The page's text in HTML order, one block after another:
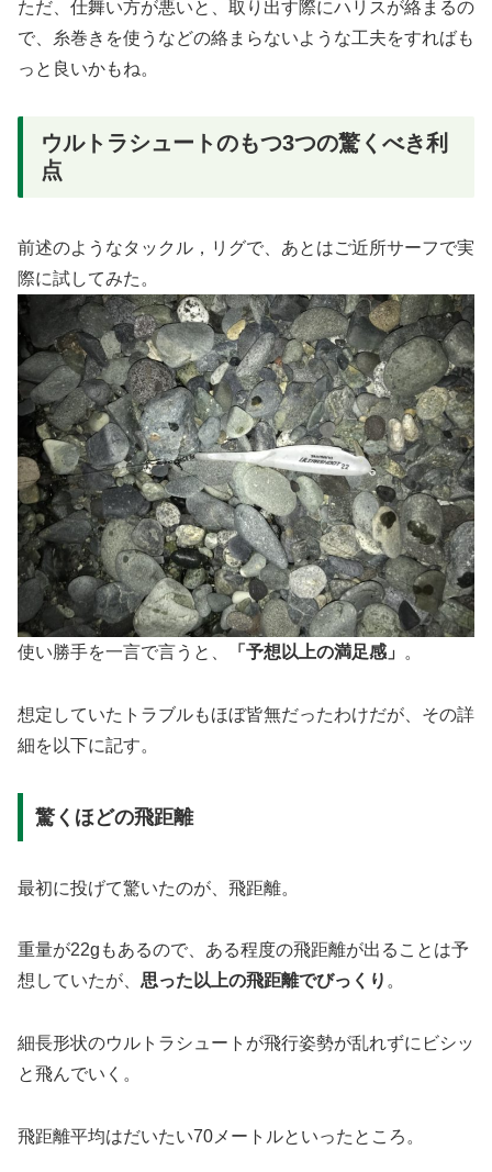
ただ、仕舞い方が悪いと、取り出す際にハリスが絡まるの
で、糸巻きを使うなどの絡まらないような工夫をすればも
っと良いかもね。
ウルトラシュートのもつ3つの驚くべき利
点
前述のようなタックル，リグで、あとはご近所サーフで実
際に試してみた。
使い勝手を一言で言うと、 「予想以上の満足感」 。
想定していたトラブルもほぼ皆無だったわけだが、その詳
細を以下に記す。
驚くほどの飛距離
最初に投げて驚いたのが、飛距離。
重量が22gもあるので、ある程度の飛距離が出ることは予
想していたが、 思った以上の飛距離でびっくり 。
細長形状のウルトラシュートが飛行姿勢が乱れずにビシッ
と飛んでいく。
飛距離平均はだいたい70メートルといったところ。